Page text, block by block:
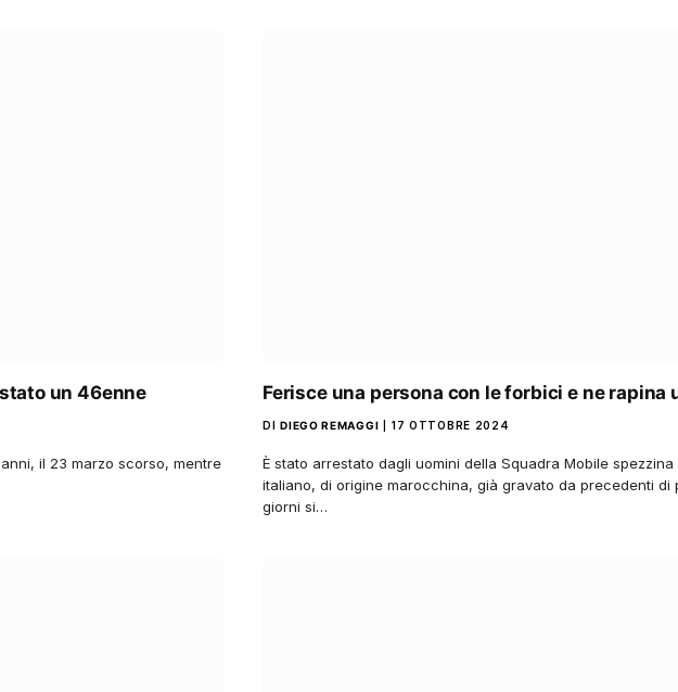
un 46enne
il 23 marzo scorso, mentre
Ferisce una persona con le forbici e ne rapina
DI DIEGO REMAGGI 17 OTTOBRE 2024
È stato arrestato dagli uomini della Squadra Mobile
italiano, di origine marocchina, già gravato da precedenti di
giorni si…